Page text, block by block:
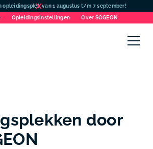
opleidingsplek van 1 augustus t/m 7 september!
Opleidingsinstellingen Over SOGEON
door